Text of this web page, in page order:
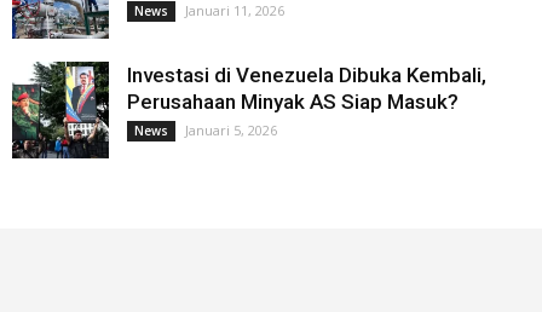
News Januari 11, 2026
Investasi di Venezuela Dibuka Kembali,
Perusahaan Minyak AS Siap Masuk?
News Januari 5, 2026